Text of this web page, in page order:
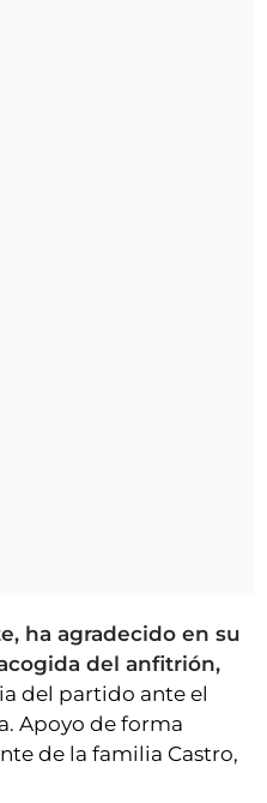
ha agradecido en su
del anfitrión,
del partido ante el
Apoyo de forma
de la familia Castro,